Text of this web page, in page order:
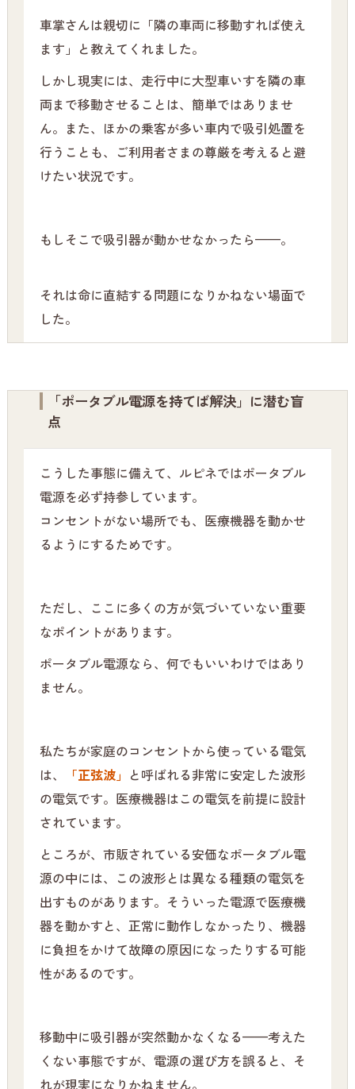
車掌さんは親切に「隣の車両に移動すれば使え
ます」と教えてくれました。
しかし現実には、走行中に大型車いすを隣の車
両まで移動させることは、簡単ではありませ
ん。また、ほかの乗客が多い車内で吸引処置を
行うことも、ご利用者さまの尊厳を考えると避
けたい状況です。
もしそこで吸引器が動かせなかったら——。
それは命に直結する問題になりかねない場面で
した。
「ポータブル電源を持てば解決」に潜む盲
点
こうした事態に備えて、ルピネではポータブル
電源を必ず持参しています。
コンセントがない場所でも、医療機器を動かせ
るようにするためです。
ただし、ここに多くの方が気づいていない重要
なポイントがあります。
ポータブル電源なら、何でもいいわけではあり
ません。
私たちが家庭のコンセントから使っている電気
は、
「正弦波」 と呼ばれる非常に安定した波形
の電気です。医療機器はこの電気を前提に設計
されています。
ところが、市販されている安価なポータブル電
源の中には、この波形とは異なる種類の電気を
出すものがあります。そういった電源で医療機
器を動かすと、正常に動作しなかったり、機器
に負担をかけて故障の原因になったりする可能
性があるのです。
移動中に吸引器が突然動かなくなる——考えた
くない事態ですが、電源の選び方を誤ると、そ
れが現実になりかねません。